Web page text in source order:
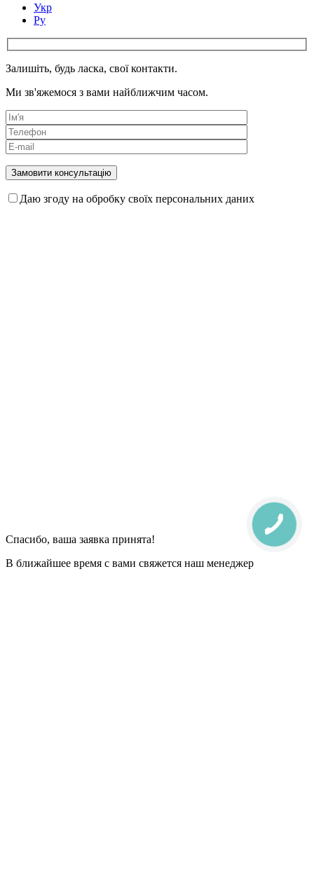
Укр
Ру
Залишіть, будь ласка, свої контакти.
Ми зв'яжемося з вами найближчим часом.
Даю згоду на обробку своїх персональних даних
Спасибо, ваша заявка принята!
В ближайшее время с вами свяжется наш менеджер